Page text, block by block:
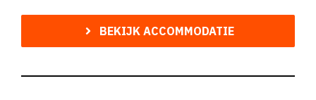
BEKIJK ACCOMMODATIE